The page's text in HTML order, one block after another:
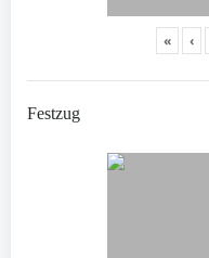
« ‹
Festzug